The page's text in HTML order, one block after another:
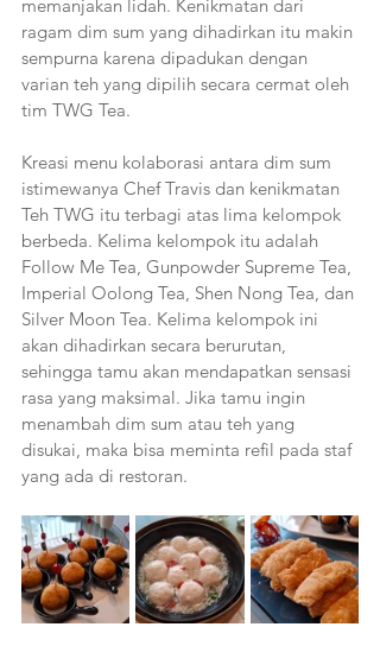
memanjakan lidah. Kenikmatan dari
ragam dim sum yang dihadirkan itu makin
sempurna karena dipadukan dengan
varian teh yang dipilih secara cermat oleh
tim TWG Tea.
Kreasi menu kolaborasi antara dim sum
istimewanya Chef Travis dan kenikmatan
Teh TWG itu terbagi atas lima kelompok
berbeda. Kelima kelompok itu adalah
Follow Me Tea, Gunpowder Supreme Tea,
Imperial Oolong Tea, Shen Nong Tea, dan
Silver Moon Tea. Kelima kelompok ini
akan dihadirkan secara berurutan,
sehingga tamu akan mendapatkan sensasi
rasa yang maksimal. Jika tamu ingin
menambah dim sum atau teh yang
disukai, maka bisa meminta refil pada staf
yang ada di restoran.